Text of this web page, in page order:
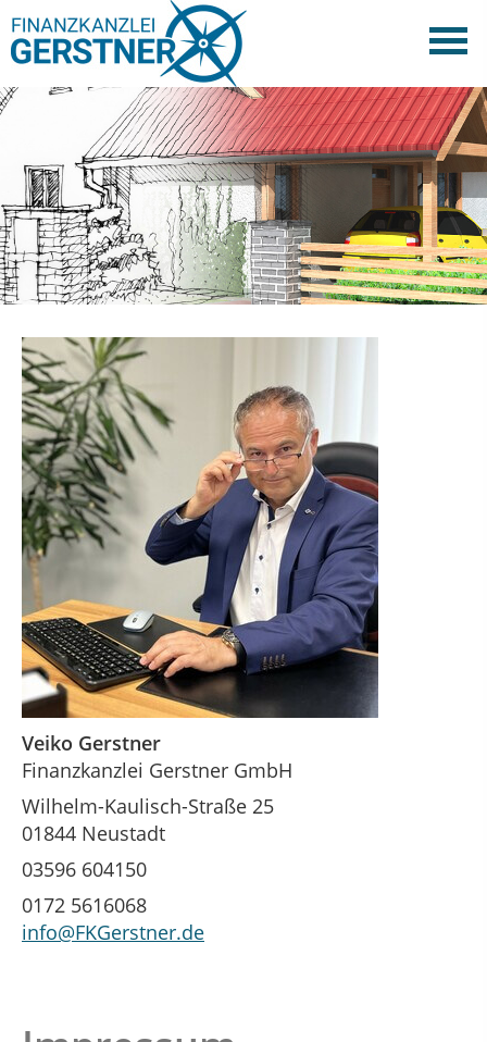
Veiko Gerstner
Finanzkanzlei Gerstner GmbH
Wilhelm-Kaulisch-Straße 25
01844 Neustadt
03596 604150
0172 5616068
info@FKGerstner.de